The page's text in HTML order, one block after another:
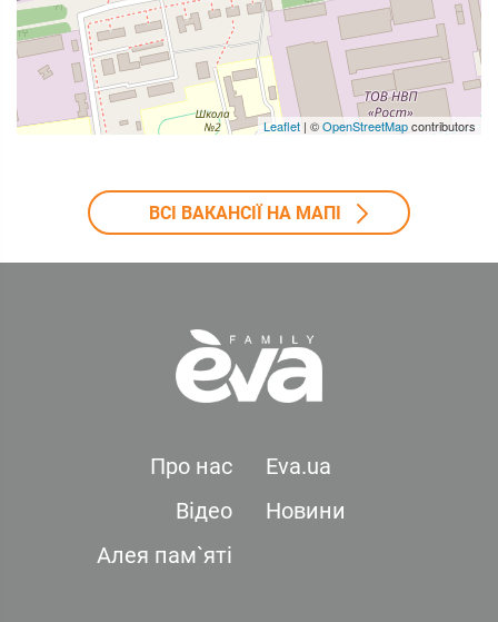
Leaflet | ©OpenStreetMapcontributors
ВСІ ВАКАНСІЇ НА МАПІ
Про нас
Eva.ua
Відео
Новини
Алея пам`яті